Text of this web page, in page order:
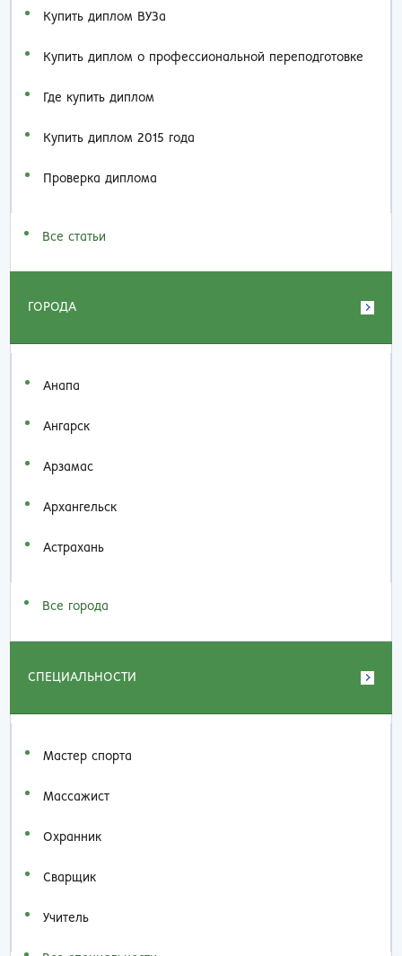
Купить диплом ВУЗа
Купить диплом о профессиональной переподготовке
Где купить диплом
Купить диплом 2015 года
Проверка диплома
Все статьи
ГОРОДА
Анапа
Ангарск
Арзамас
Архангельск
Астрахань
Все города
СПЕЦИАЛЬНОСТИ
Мастер спорта
Массажист
Охранник
Сварщик
Учитель